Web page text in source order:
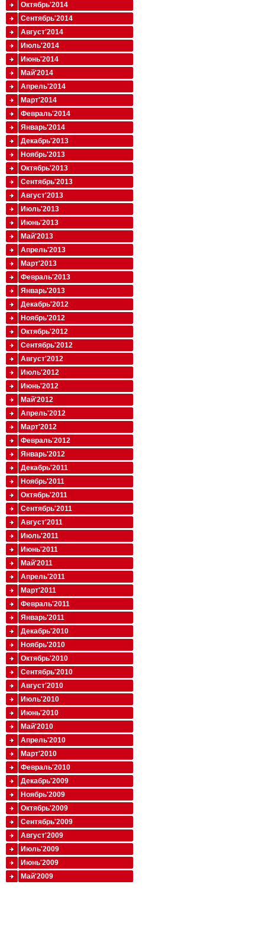
Октябрь'2014
Сентябрь'2014
Август'2014
Июль'2014
Июнь'2014
Май'2014
Апрель'2014
Март'2014
Февраль'2014
Январь'2014
Декабрь'2013
Ноябрь'2013
Октябрь'2013
Сентябрь'2013
Август'2013
Июль'2013
Июнь'2013
Май'2013
Апрель'2013
Март'2013
Февраль'2013
Январь'2013
Декабрь'2012
Ноябрь'2012
Октябрь'2012
Сентябрь'2012
Август'2012
Июль'2012
Июнь'2012
Май'2012
Апрель'2012
Март'2012
Февраль'2012
Январь'2012
Декабрь'2011
Ноябрь'2011
Октябрь'2011
Сентябрь'2011
Август'2011
Июль'2011
Июнь'2011
Май'2011
Апрель'2011
Март'2011
Февраль'2011
Январь'2011
Декабрь'2010
Ноябрь'2010
Октябрь'2010
Сентябрь'2010
Август'2010
Июль'2010
Июнь'2010
Май'2010
Апрель'2010
Март'2010
Февраль'2010
Декабрь'2009
Ноябрь'2009
Октябрь'2009
Сентябрь'2009
Август'2009
Июль'2009
Июнь'2009
Май'2009